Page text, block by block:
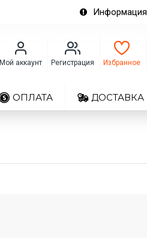
Информация
Мой аккаунт Регистрация Избранное
ОПЛАТА ДОСТАВКА